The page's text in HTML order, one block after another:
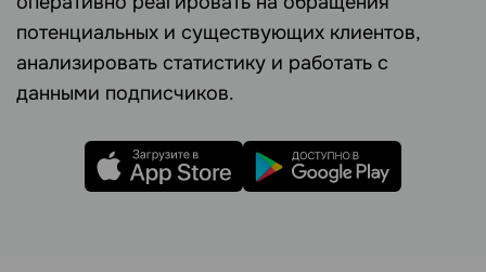
потенциальных и существующих клиентов,
анализировать статистику и работать с
данными подписчиков.